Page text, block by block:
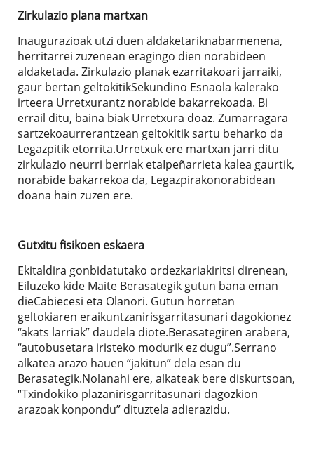
Zirkulazio plana martxan
Inaugurazioak utzi duen aldaketariknabarmenena,
herritarrei zuzenean eragingo dien norabideen
aldaketada. Zirkulazio planak ezarritakoari jarraiki,
gaur bertan geltokitikSekundino Esnaola kalerako
irteera Urretxurantz norabide bakarrekoada. Bi
errail ditu, baina biak Urretxura doaz. Zumarragara
sartzekoaurrerantzean geltokitik sartu beharko da
Legazpitik etorrita.Urretxuk ere martxan jarri ditu
zirkulazio neurri berriak etaIpeñarrieta kalea gaurtik,
norabide bakarrekoa da, Legazpirakonorabidean
doana hain zuzen ere.
Gutxitu fisikoen eskaera
Ekitaldira gonbidatutako ordezkariakiritsi direnean,
Eiluzeko kide Maite Berasategik gutun bana eman
dieCabiecesi eta Olanori. Gutun horretan
geltokiaren eraikuntzanirisgarritasunari dagokionez
“akats larriak” daudela diote.Berasategiren arabera,
“autobusetara iristeko modurik ez dugu”.Serrano
alkatea arazo hauen “jakitun” dela esan du
Berasategik.Nolanahi ere, alkateak bere diskurtsoan,
“Txindokiko plazanirisgarritasunari dagozkion
arazoak konpondu” dituztela adierazidu.